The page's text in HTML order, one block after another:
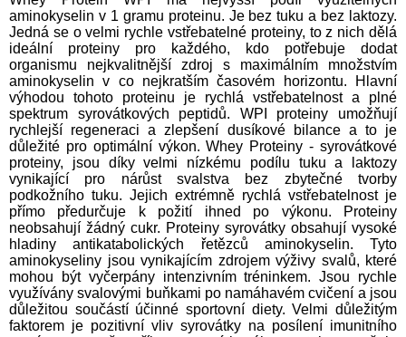
aminokyselin v 1 gramu proteinu. Je bez tuku a bez laktozy.
Jedná se o velmi rychle vstřebatelné proteiny, to z nich dělá
ideální proteiny pro každého, kdo potřebuje dodat
organismu nejkvalitnější zdroj s maximálním množstvím
aminokyselin v co nejkratším časovém horizontu. Hlavní
výhodou tohoto proteinu je rychlá vstřebatelnost a plné
spektrum syrovátkových peptidů. WPI proteiny umožňují
rychlejší regeneraci a zlepšení dusíkové bilance a to je
důležité pro optimální výkon. Whey Proteiny - syrovátkové
proteiny, jsou díky velmi nízkému podílu tuku a laktozy
vynikající pro nárůst svalstva bez zbytečné tvorby
podkožního tuku. Jejich extrémně rychlá vstřebatelnost je
přímo předurčuje k požití ihned po výkonu. Proteiny
neobsahují žádný cukr. Proteiny syrovátky obsahují vysoké
hladiny antikatabolických řetězců aminokyselin. Tyto
aminokyseliny jsou vynikajícím zdrojem výživy svalů, které
mohou být vyčerpány intenzivním tréninkem. Jsou rychle
využívány svalovými buňkami po namáhavém cvičení a jsou
důležitou součástí účinné sportovní diety. Velmi důležitým
faktorem je pozitivní vliv syrovátky na posílení imunitního